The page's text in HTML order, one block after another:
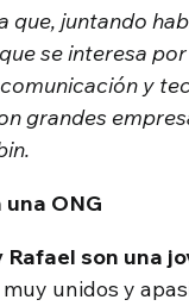
que, juntando
se interesa
y
grandes
una ONG
Rafael son una
muy unidos y